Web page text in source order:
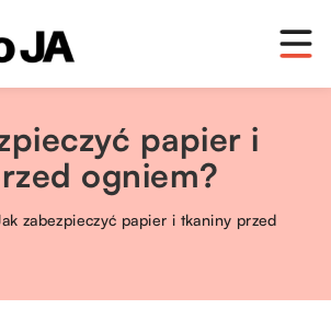
papier i
ogniem?
zabezpieczyć papier i tkaniny przed